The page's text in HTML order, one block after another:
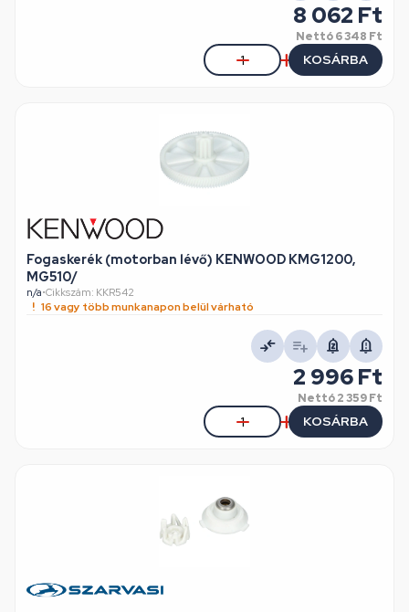
8 062 Ft
Nettó6 348 Ft
KOSÁRBA
Fogaskerék (motorban lévő) KENWOOD KMG1200,
MG510/
n/a•Cikkszám: KKR542
16 vagy több munkanapon belül várható
2 996 Ft
Nettó2 359 Ft
KOSÁRBA